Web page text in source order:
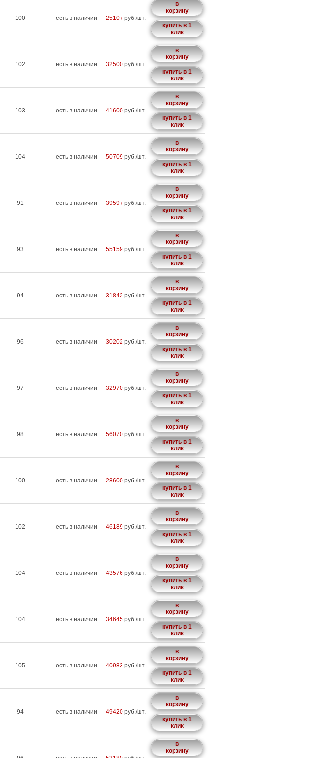
100 есть в наличии 25107 руб./шт.
в
корзину
купить в 1
клик
102 есть в наличии 32500 руб./шт.
в
корзину
купить в 1
клик
103 есть в наличии 41600 руб./шт.
в
корзину
купить в 1
клик
104 есть в наличии 50709 руб./шт.
в
корзину
купить в 1
клик
91 есть в наличии 39597 руб./шт.
в
корзину
купить в 1
клик
93 есть в наличии 55159 руб./шт.
в
корзину
купить в 1
клик
94 есть в наличии 31842 руб./шт.
в
корзину
купить в 1
клик
96 есть в наличии 30202 руб./шт.
в
корзину
купить в 1
клик
97 есть в наличии 32970 руб./шт.
в
корзину
купить в 1
клик
98 есть в наличии 56070 руб./шт.
в
корзину
купить в 1
клик
100 есть в наличии 28600 руб./шт.
в
корзину
купить в 1
клик
102 есть в наличии 46189 руб./шт.
в
корзину
купить в 1
клик
104 есть в наличии 43576 руб./шт.
в
корзину
купить в 1
клик
104 есть в наличии 34645 руб./шт.
в
корзину
купить в 1
клик
105 есть в наличии 40983 руб./шт.
в
корзину
купить в 1
клик
94 есть в наличии 49420 руб./шт.
в
корзину
купить в 1
клик
в
корзину